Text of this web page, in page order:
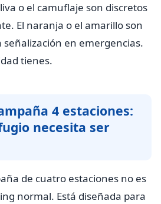
o el camuflaje son discretos
El naranja o el amarillo son
señalización en emergencias.
tienes.
4 estaciones:
necesita ser
de cuatro estaciones no es
normal. Está diseñada para